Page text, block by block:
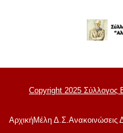
Copyright 2025 Σύλλογος
ΑρχικήΜέλη Δ.Σ. Ανακοινώσεις